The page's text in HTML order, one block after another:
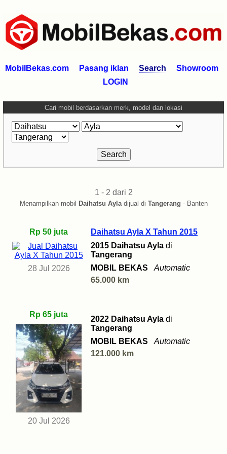
MobilBekas.com Pasang iklan Search
Showroom
LOGIN
Cari mobil berdasarkan merk, model dan lokasi
1 - 2 dari 2
Menampilkan mobil Daihatsu Ayladijual di Tangerang - Banten
Rp 50 juta
28 Jul 2026
Daihatsu Ayla X Tahun 2015
2015 Daihatsu Ayla di
Tangerang
MOBIL BEKAS
Automatic
65.000 km
Rp 65 juta
20 Jul 2026
2022 Daihatsu Ayla di
Tangerang
MOBIL BEKAS
Automatic
121.000 km